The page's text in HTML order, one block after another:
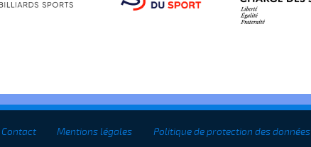
Contact Mentions légales Politique de protection des données